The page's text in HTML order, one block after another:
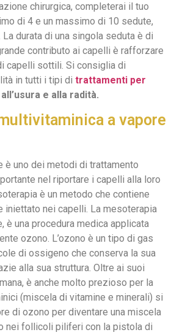
chirurgica, completerai il tuo
di 4 e un massimo di 10 sedute,
La durata di una singola seduta è di
contributo ai capelli è rafforzare
capelli sottili. Si consiglia di
in tutti i tipi di trattamenti per
e alla radità.
a vapore
è uno dei metodi di trattamento
nel riportare i capelli alla loro
è un metodo che contiene
iniettato nei capelli. La mesoterapia
è una procedura medica applicata
ozono. L’ozono è un tipo di gas
di ossigeno che conserva la sua
alla sua struttura. Oltre ai suoi
è anche molto prezioso per la
(miscela di vitamine e minerali) si
di ozono per diventare una miscela
nei follicoli piliferi con la pistola di